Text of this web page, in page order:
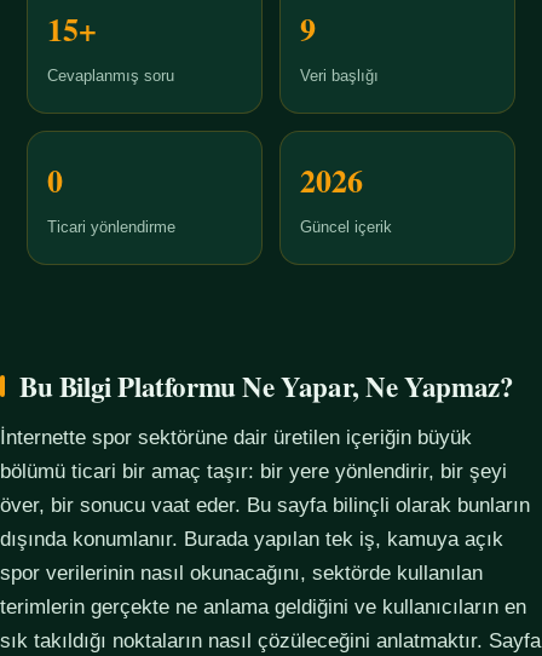
15+
Cevaplanmış soru
9
Veri başlığı
0
Ticari yönlendirme
2026
Güncel içerik
Bu Bilgi Platformu Ne Yapar, Ne Yapmaz?
İnternette spor sektörüne dair üretilen içeriğin büyük
bölümü ticari bir amaç taşır: bir yere yönlendirir, bir şeyi
över, bir sonucu vaat eder. Bu sayfa bilinçli olarak bunların
dışında konumlanır. Burada yapılan tek iş, kamuya açık
spor verilerinin nasıl okunacağını, sektörde kullanılan
terimlerin gerçekte ne anlama geldiğini ve kullanıcıların en
sık takıldığı noktaların nasıl çözüleceğini anlatmaktır. Sayfa